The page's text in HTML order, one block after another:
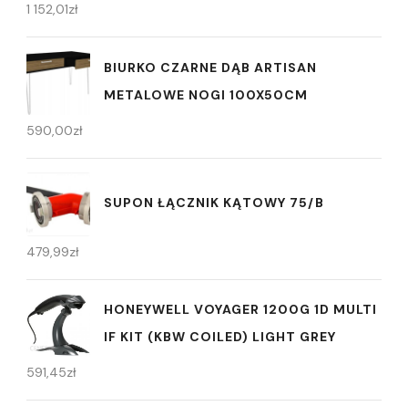
1 152,01zł
BIURKO CZARNE DĄB ARTISAN
METALOWE NOGI 100X50CM
590,00zł
SUPON ŁĄCZNIK KĄTOWY 75/B
479,99zł
HONEYWELL VOYAGER 1200G 1D MULTI
IF KIT (KBW COILED) LIGHT GREY
591,45zł